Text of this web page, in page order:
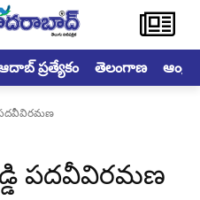
ప్రత్యేకం తెలంగాణ
పదవీవిరమణ
పదవీవిరమణ